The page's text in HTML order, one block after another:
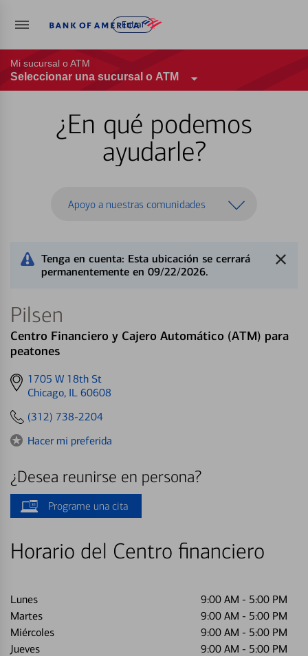
Entrar
Mi sucursal o ATM
Seleccionar una sucursal o ATM
¿En qué podemos
ayudarle?
Apoyo a nuestras comunidades
Tenga en cuenta: Esta ubicación se cerrará
permanentemente en 09/22/2026.
Pilsen
Centro Financiero y Cajero Automático (ATM) para
peatones
Get
directions
1705 W 18th St
Chicago, IL 60608
(312) 738-2204
Hacer mi preferida
¿Desea reunirse en persona?
Programe una cita
Horario del Centro financiero
Lunes 9:00 AM - 5:00 PM
Martes
9:00 AM - 5:00 PM
Miércoles
9:00 AM - 5:00 PM
Jueves
9:00 AM - 5:00 PM